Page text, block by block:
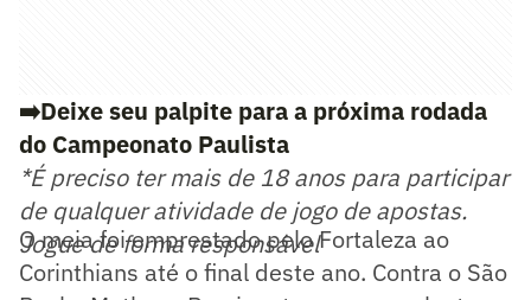
➡️Deixe seu palpite para a próxima rodada
do Campeonato Paulista
*É preciso ter mais de 18 anos para participar
de qualquer atividade de jogo de apostas.
Jogue de forma responsável
O meia foi emprestado pelo Fortaleza ao
Corinthians até o final deste ano. Contra o São